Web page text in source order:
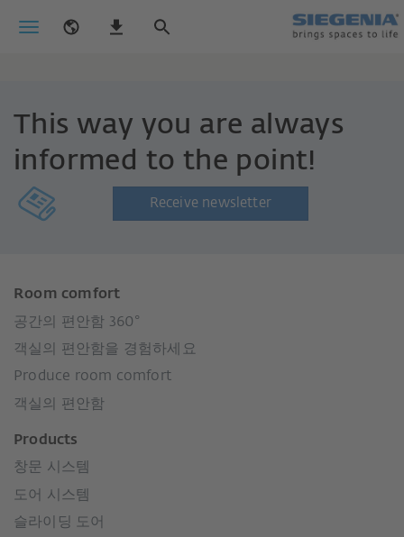
This way you are always
informed to the point!
Receive newsletter
Room comfort
공간의 편안함 360°
객실의 편안함을 경험하세요
Produce room comfort
객실의 편안함
Products
창문 시스템
도어 시스템
슬라이딩 도어